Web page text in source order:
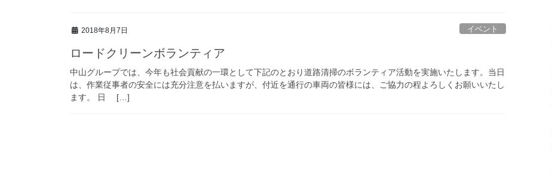
2018年8月7日 イベント
ロードクリーンボランティア
中山グループでは、今年も社会貢献の一環として下記のとおり道路清掃のボランティア活動を実施いたします。当日
は、作業従事者の安全には充分注意を払いますが、付近を通行の車両の皆様には、ご協力の程よろしくお願いいたし
ます。 日 […]